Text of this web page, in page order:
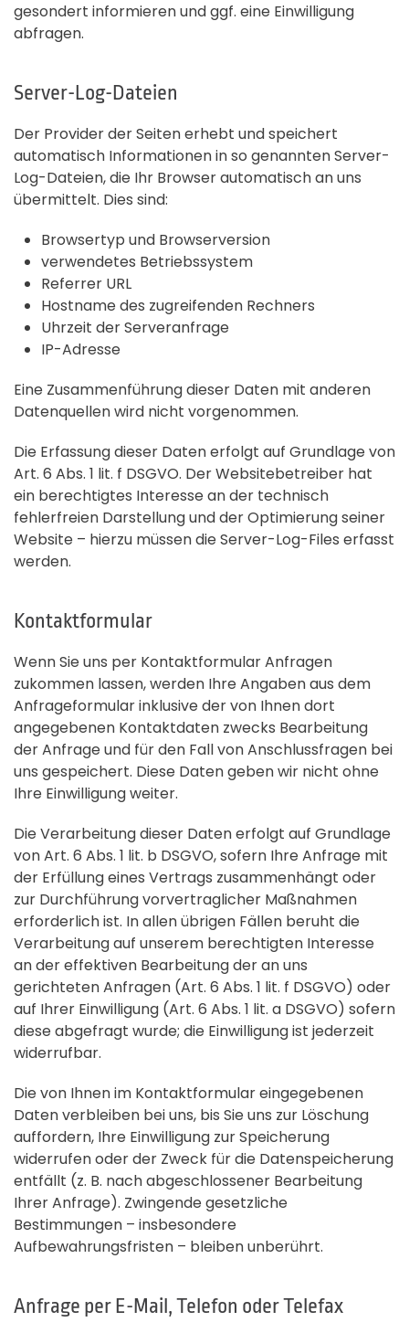
gesondert informieren und ggf. eine Einwilligung
abfragen.
Server-Log-Dateien
Der Provider der Seiten erhebt und speichert
automatisch Informationen in so genannten Server-
Log-Dateien, die Ihr Browser automatisch an uns
übermittelt. Dies sind:
Browsertyp und Browserversion
verwendetes Betriebssystem
Referrer URL
Hostname des zugreifenden Rechners
Uhrzeit der Serveranfrage
IP-Adresse
Eine Zusammenführung dieser Daten mit anderen
Datenquellen wird nicht vorgenommen.
Die Erfassung dieser Daten erfolgt auf Grundlage von
Art. 6 Abs. 1 lit. f DSGVO. Der Websitebetreiber hat
ein berechtigtes Interesse an der technisch
fehlerfreien Darstellung und der Optimierung seiner
Website – hierzu müssen die Server-Log-Files erfasst
werden.
Kontaktformular
Wenn Sie uns per Kontaktformular Anfragen
zukommen lassen, werden Ihre Angaben aus dem
Anfrageformular inklusive der von Ihnen dort
angegebenen Kontaktdaten zwecks Bearbeitung
der Anfrage und für den Fall von Anschlussfragen bei
uns gespeichert. Diese Daten geben wir nicht ohne
Ihre Einwilligung weiter.
Die Verarbeitung dieser Daten erfolgt auf Grundlage
von Art. 6 Abs. 1 lit. b DSGVO, sofern Ihre Anfrage mit
der Erfüllung eines Vertrags zusammenhängt oder
zur Durchführung vorvertraglicher Maßnahmen
erforderlich ist. In allen übrigen Fällen beruht die
Verarbeitung auf unserem berechtigten Interesse
an der effektiven Bearbeitung der an uns
gerichteten Anfragen (Art. 6 Abs. 1 lit. f DSGVO) oder
auf Ihrer Einwilligung (Art. 6 Abs. 1 lit. a DSGVO) sofern
diese abgefragt wurde; die Einwilligung ist jederzeit
widerrufbar.
Die von Ihnen im Kontaktformular eingegebenen
Daten verbleiben bei uns, bis Sie uns zur Löschung
auffordern, Ihre Einwilligung zur Speicherung
widerrufen oder der Zweck für die Datenspeicherung
entfällt (z. B. nach abgeschlossener Bearbeitung
Ihrer Anfrage). Zwingende gesetzliche
Bestimmungen – insbesondere
Aufbewahrungsfristen – bleiben unberührt.
Anfrage per E-Mail, Telefon oder Telefax